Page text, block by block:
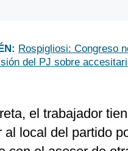
Rospigliosi: Congreso
del PJ sobre
el trabajador
al local del partido